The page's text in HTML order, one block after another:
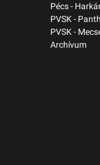
Pécs -
PVSK -
PVSK -
Archívum